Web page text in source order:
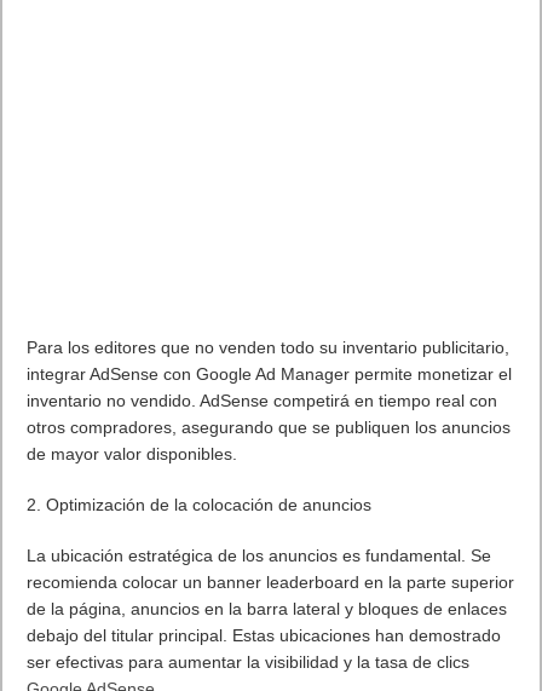
Para los editores que no venden todo su inventario publicitario,
integrar AdSense con Google Ad Manager permite monetizar el
inventario no vendido. AdSense competirá en tiempo real con
otros compradores, asegurando que se publiquen los anuncios
de mayor valor disponibles.
2. Optimización de la colocación de anuncios
La ubicación estratégica de los anuncios es fundamental. Se
recomienda colocar un banner leaderboard en la parte superior
de la página, anuncios en la barra lateral y bloques de enlaces
debajo del titular principal. Estas ubicaciones han demostrado
ser efectivas para aumentar la visibilidad y la tasa de clics